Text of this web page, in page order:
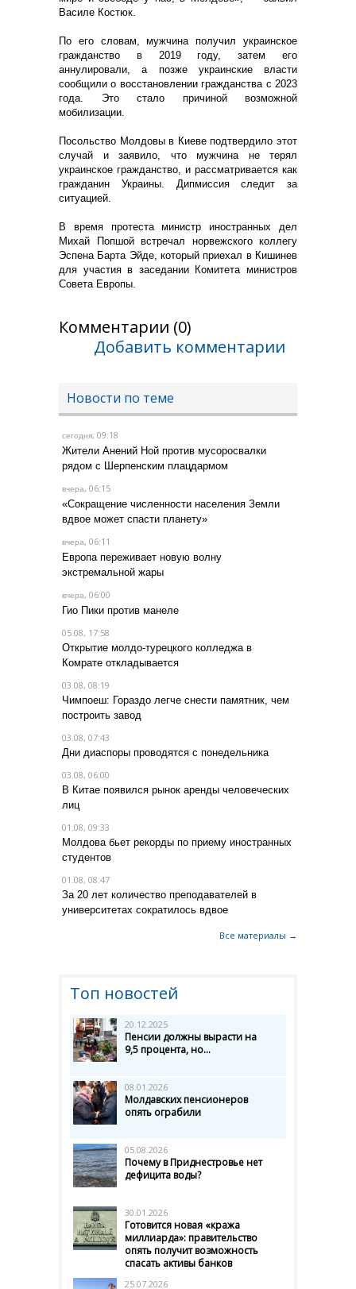
Василе Костюк.
По его словам, мужчина получил украинское
гражданство в 2019 году, затем его
аннулировали, а позже украинские власти
сообщили о восстановлении гражданства с 2023
года. Это стало причиной возможной
мобилизации.
Посольство Молдовы в Киеве подтвердило этот
случай и заявило, что мужчина не терял
украинское гражданство, и рассматривается как
гражданин Украины. Дипмиссия следит за
ситуацией.
В время протеста министр иностранных дел
Михай Попшой встречал норвежского коллегу
Эспена Барта Эйде, который приехал в Кишинев
для участия в заседании Комитета министров
Совета Европы.
Комментарии (0)
Добавить комментарии
Новости по теме
сегодня, 09:18
Жители Анений Ной против мусоросвалки
рядом с Шерпенским плацдармом
вчера, 06:15
«Сокращение численности населения Земли
вдвое может спасти планету»
вчера, 06:11
Европа переживает новую волну
экстремальной жары
вчера, 06:00
Гио Пики против манеле
05.08, 17:58
Открытие молдо-турецкого колледжа в
Комрате откладывается
03.08, 08:19
Чимпоеш: Гораздо легче снести памятник, чем
построить завод
03.08, 07:43
Дни диаспоры проводятся с понедельника
03.08, 06:00
В Китае появился рынок аренды человеческих
лиц
01.08, 09:33
Молдова бьет рекорды по приему иностранных
студентов
01.08, 08:47
За 20 лет количество преподавателей в
университетах сократилось вдвое
Все материалы →
Топ новостей
20.12.2025
Пенсии должны вырасти на
9,5 процента, но...
08.01.2026
Молдавских пенсионеров
опять ограбили
05.08.2026
Почему в Приднестровье нет
дефицита воды?
30.01.2026
Готовится новая «кража
миллиарда»: правительство
опять получит возможность
спасать активы банков
25.07.2026